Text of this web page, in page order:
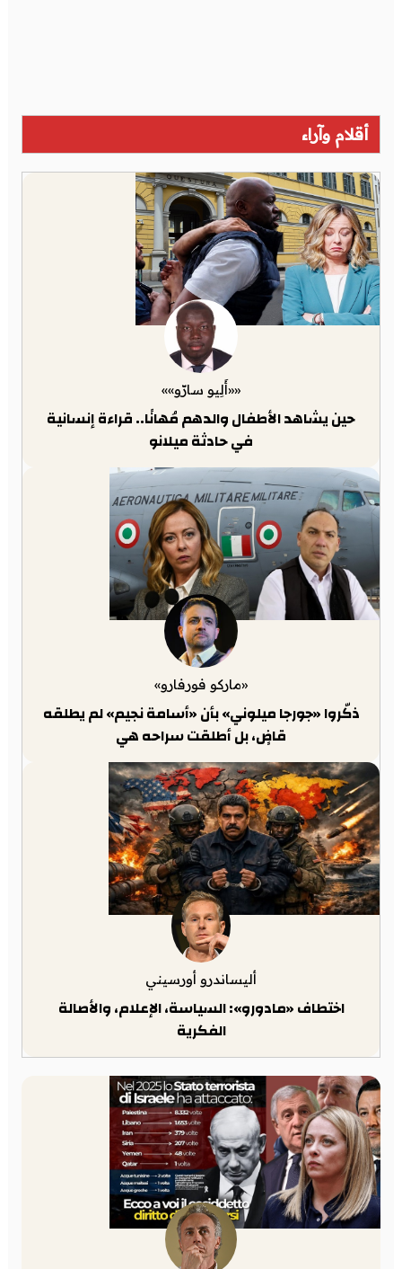
أقلام وآراء
««أَلِيو سارّو»»
حين يشاهد الأطفال والدهم مُهانًا.. قراءة إنسانية
في حادثة ميلانو
«ماركو فورفارو»
ذكّروا «جورجا ميلوني» بأن «أسامة نجيم» لم يطلقه
قاضٍ، بل أطلقت سراحه هي
أليساندرو أورسيني
اختطاف «مادورو»: السياسة، الإعلام، والأصالة
الفكرية